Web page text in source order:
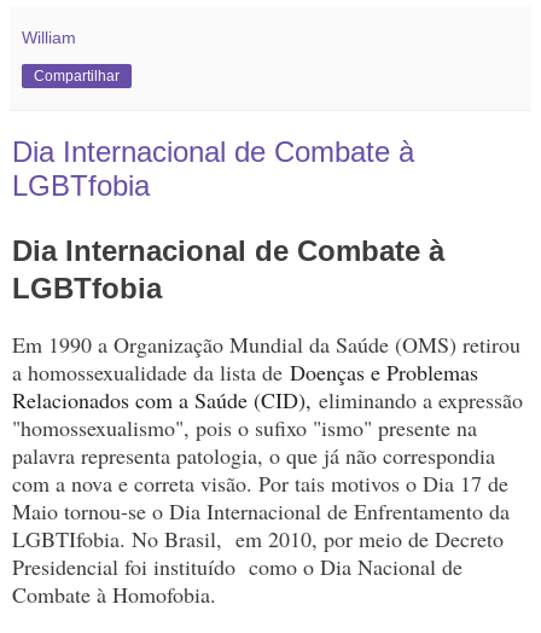
William
Compartilhar
Dia Internacional de Combate à
LGBTfobia
Dia Internacional de Combate à
LGBTfobia
Em 1990 a Organização Mundial da Saúde (OMS) retirou
a homossexualidade da lista de Doenças e Problemas
Relacionados com a Saúde (CID), eliminando a expressão
"homossexualismo", pois o sufixo "ismo" presente na
palavra representa patologia, o que já não correspondia
com a nova e correta visão. Por tais motivos o Dia 17 de
Maio tornou-se o Dia Internacional de Enfrentamento da
LGBTIfobia. No Brasil, em 2010, por meio de Decreto
Presidencial foi instituído como o Dia Nacional de
Combate à Homofobia.